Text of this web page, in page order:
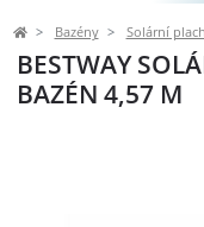
Bazény Solární
BESTWAY
BAZÉN 4,57 M